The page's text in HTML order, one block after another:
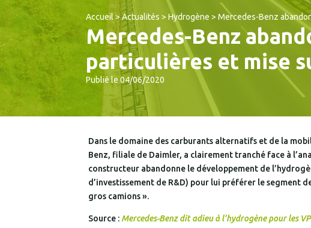
Accueil>Actualités > Hydrogène > Mercedes-Benz
Mercedes-Benz
particulières et mise
Publié le 04/06/2020
Dans le domaine des carburants alternatifs et de la
Benz, filiale de Daimler, a clairement tranché face à
constructeur abandonne le développement de
d’investissement de R&D) pour lui préférer le segment
gros camions ».
Source : Mercedes-Benz dit adieu à l’hydrogène pour les